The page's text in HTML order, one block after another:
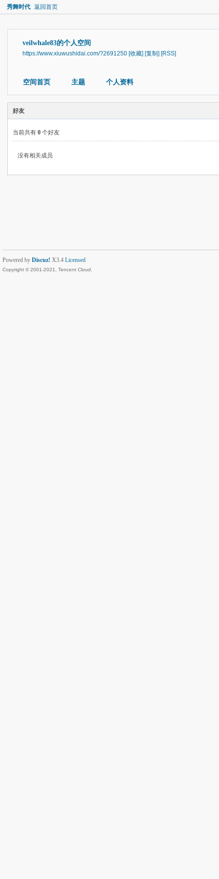
秀舞时代 返回首页
veilwhale83的个人空间
https://www.xiuwushidai.com/?2691250 [收藏] [复制] [RSS]
空间首页 主题 个人资料
好友
当前共有 0 个好友
没有相关成员
Powered by Discuz! X3.4 Licensed
Copyright © 2001-2021, Tencent Cloud.